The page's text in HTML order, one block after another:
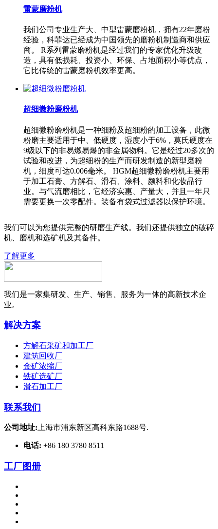
雷蒙磨粉机
我们公司专业生产大、中型雷蒙磨粉机，拥有22年磨粉
经验，科菲达已经成为中国领先的磨粉机制造商和供应
商。 R系列雷蒙磨粉机是经过我们的专家优化升级改
造，具有低损耗、投资小、环保、占地面积小等优点，
它比传统的雷蒙磨粉机效率更高。
超细微粉磨粉机
超细微粉磨粉机是一种细粉及超细粉的加工设备，此微
粉磨主要适用于中、低硬度，湿度小于6%，莫氏硬度在
9级以下的非易燃易爆的非金属物料。它是经过20多次的
试验和改进，为超细粉的生产而研发制造的新型磨粉
机，细度可达0.006毫米。 HGM超细微粉磨粉机主要用
于加工石膏、方解石、滑石、涂料、颜料和化妆品行
业。与气流磨相比，它经济实惠、产量大，并且一年只
需要更换一次零配件。装备有袋式过滤器以保护环境。
我们可以为您提供完整的研磨生产线。我们还提供独立的破碎
机、磨机和选矿机及其备件。
了解更多
我们是一家集研发、生产、销售、服务为一体的高新技术企
业。
解决方案
方解石采矿和加工厂
建筑回收厂
金矿浓缩厂
铁矿选矿厂
滑石加工厂
联系我们
公司地址:上海市浦东新区高科东路1688号.
电话: +86 180 3780 8511
工厂图册